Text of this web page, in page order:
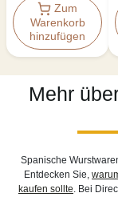
Zum
Warenkorb
hinzufügen
Mehr
Spanische
Entdecken Sie,
kaufen sollte. Bei